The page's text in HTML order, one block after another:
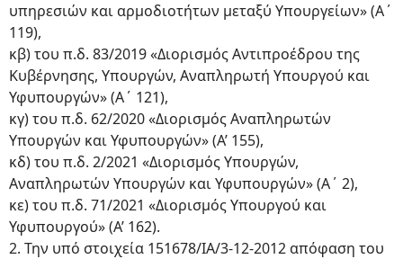
υπηρεσιών και αρμοδιοτήτων μεταξύ Υπουργείων» (Α΄
119),
κβ) του π.δ. 83/2019 «Διορισμός Αντιπροέδρου της
Κυβέρνησης, Υπουργών, Αναπληρωτή Υπουργού και
Υφυπουργών» (Α΄ 121),
κγ) του π.δ. 62/2020 «Διορισμός Αναπληρωτών
Υπουργών και Υφυπουργών» (Α’ 155),
κδ) του π.δ. 2/2021 «Διορισμός Υπουργών,
Αναπληρωτών Υπουργών και Υφυπουργών» (Α΄ 2),
κε) του π.δ. 71/2021 «Διορισμός Υπουργού και
Υφυπουργού» (Α’ 162).
2. Την υπό στοιχεία 151678/ΙΑ/3-12-2012 απόφαση του